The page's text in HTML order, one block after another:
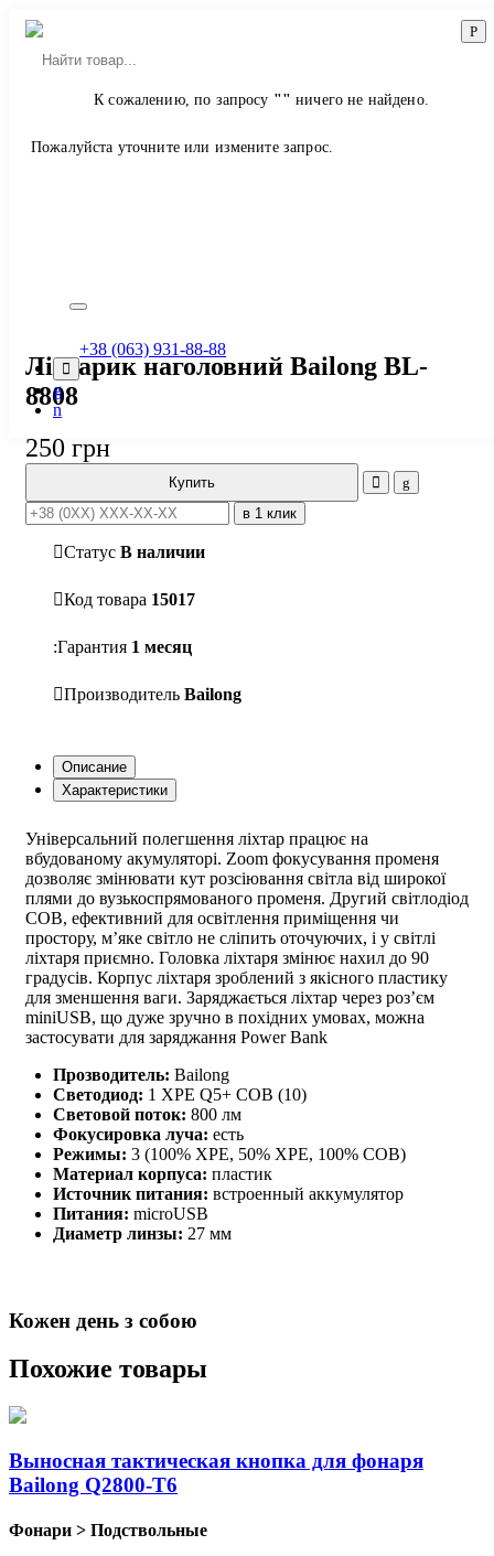
К сожалению, по запросу "" ничего не найдено.
Пожалуйста уточните или измените запрос.
+38 (063) 931-88-88
Фонари
Ліхтарик наголовний Bailong BL-
8808
250 грн
Купить
в 1 клик
Статус В наличии
Код товара 15017
Гарантия 1 месяц
Производитель Bailong
Описание
Характеристики
Універсальний полегшення ліхтар працює на
вбудованому акумуляторі. Zoom фокусування променя
дозволяє змінювати кут розсіювання світла від широкої
плями до вузькоспрямованого променя. Другий світлодіод
COB, ефективний для освітлення приміщення чи
простору, м’яке світло не сліпить оточуючих, і у світлі
ліхтаря приємно. Головка ліхтаря змінює нахил до 90
градусів. Корпус ліхтаря зроблений з якісного пластику
для зменшення ваги. Заряджається ліхтар через роз’єм
miniUSB, що дуже зручно в похідних умовах, можна
застосувати для заряджання Power Bank
Прозводитель: Bailong
Светодиод: 1 XPE Q5+ COB (10)
Световой поток: 800 лм
Фокусировка луча: есть
Режимы: 3 (100% XPE, 50% XPE, 100% COB)
Материал корпуса: пластик
Источник питания: встроенный аккумулятор
Питания: microUSB
Диаметр линзы: 27 мм
Кожен день з собою
Похожие товары
Выносная тактическая кнопка для фонаря
Bailong Q2800-T6
Фонари > Подствольные